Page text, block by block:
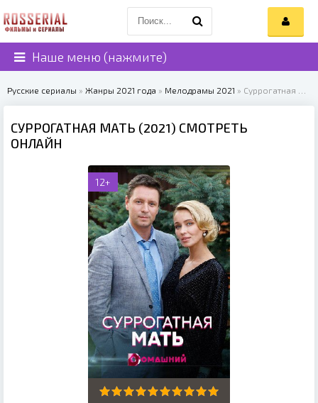
Наше меню (нажмите)
Русские сериалы » Жанры 2021 года » Мелодрамы 2021 » Суррогатная мать (2021)
СУРРОГАТНАЯ МАТЬ (2021) СМОТРЕТЬ
ОНЛАЙН
12+